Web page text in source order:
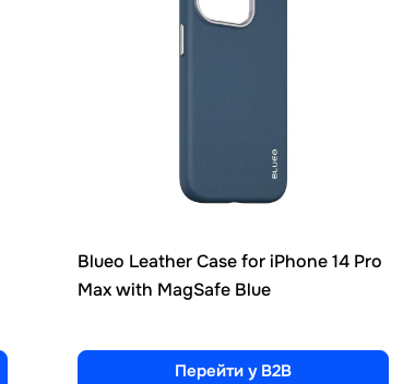
Blueo Leather Case for iPhone 14 Pro
Max with MagSafe Blue
Перейти у B2B